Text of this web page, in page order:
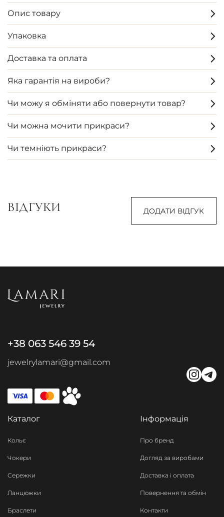
Опис товару
Упаковка
Доставка та оплата
Яка гарантія на вироби?
Чи можу я обміняти або повернути товар?
Чи можна мочити прикраси?
Чи темніють прикраси?
ВІДГУКИ ДОДАТИ ВІДГУК
+38 063 546 39 54
jewelrylamari@gmail.com
Каталог
Кольє
Чокери
Сережки
Ланцюжки
Браслети
Інформація
Про бренд
Догляд за виробами
Доставка і оплата
Повернення та обмін
Контакти